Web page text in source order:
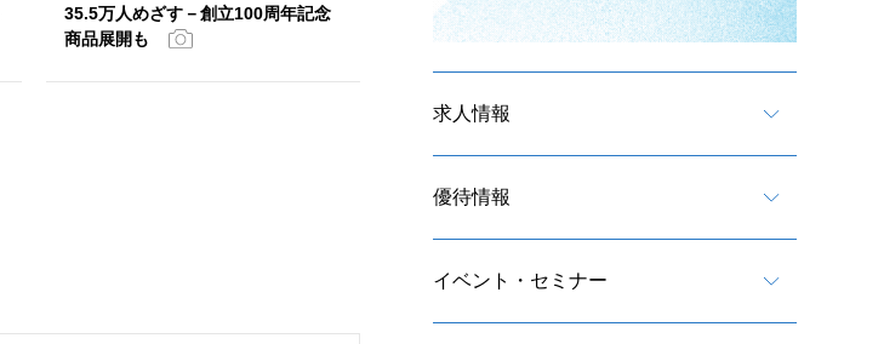
35.5万人めざす－創立100周年記念
商品展開も
求人情報
優待情報
イベント・セミナー